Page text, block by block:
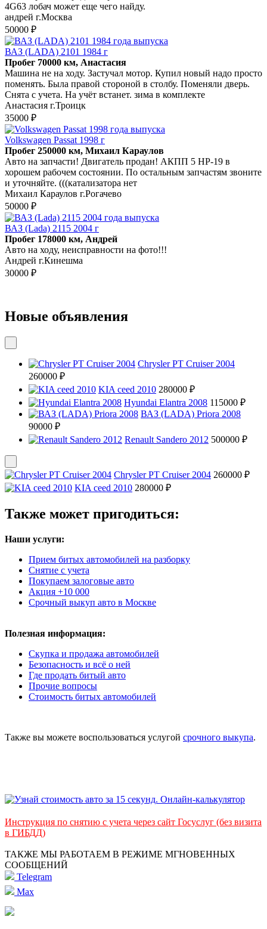
4G63 лобач может еще чего найду.
андрей г.Москва
50000 ₽
ВАЗ (LADA) 2101 1984 г
Пробег 70000 км, Анастасия
Машина не на ходу. Застучал мотор. Купил новый надо просто
поменять. Была правой стороной в столбу. Поменяли дверь.
Снята с учета. На учёт встанет. зима в комплекте
Анастасия г.Троицк
35000 ₽
Volkswagen Passat 1998 г
Пробег 250000 км, Михаил Караулов
Авто на запчасти! Двигатель продан! АКПП 5 HP-19 в
хорошем рабочем состоянии. По остальным запчастям звоните
и уточняйте. (((катализатора нет
Михаил Караулов г.Рогачево
50000 ₽
ВАЗ (Lada) 2115 2004 г
Пробег 178000 км, Андрей
Авто на ходу, неисправности на фото!!!
Андрей г.Кинешма
30000 ₽
Новые объявления
Chrysler PT Cruiser 2004
260000 ₽
KIA ceed 2010 280000 ₽
Hyundai Elantra 2008 115000 ₽
ВАЗ (LADA) Priora 2008
90000 ₽
Renault Sandero 2012 500000 ₽
Chrysler PT Cruiser 2004 260000 ₽
KIA ceed 2010 280000 ₽
Также может пригодиться:
Наши услуги:
Прием битых автомобилей на разборку
Снятие с учета
Покупаем залоговые авто
Акция +10 000
Срочный выкуп авто в Москве
Полезная информация:
Скупка и продажа автомобилей
Безопасность и всё о ней
Где продать битый авто
Прочие вопросы
Стоимость битых автомобилей
Также вы можете воспользоваться услугой срочного выкупа.
Инструкция по снятию с учета через сайт Госуслуг (без визита
в ГИБДД)
ТАКЖЕ МЫ РАБОТАЕМ В РЕЖИМЕ МГНОВЕННЫХ
СООБЩЕНИЙ
Telegram
Max